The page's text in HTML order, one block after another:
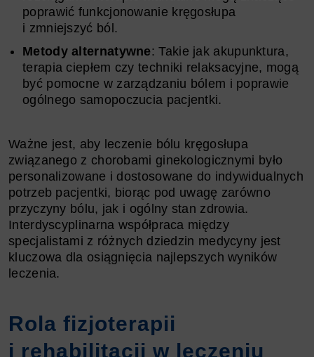
poprawić funkcjonowanie kręgosłupa
i zmniejszyć ból.
Metody alternatywne: Takie jak akupunktura,
terapia ciepłem czy techniki relaksacyjne, mogą
być pomocne w zarządzaniu bólem i poprawie
ogólnego samopoczucia pacjentki.
Ważne jest, aby leczenie bólu kręgosłupa
związanego z chorobami ginekologicznymi było
personalizowane i dostosowane do indywidualnych
potrzeb pacjentki, biorąc pod uwagę zarówno
przyczyny bólu, jak i ogólny stan zdrowia.
Interdyscyplinarna współpraca między
specjalistami z różnych dziedzin medycyny jest
kluczowa dla osiągnięcia najlepszych wyników
leczenia.
Rola fizjoterapii
i rehabilitacji w leczeniu